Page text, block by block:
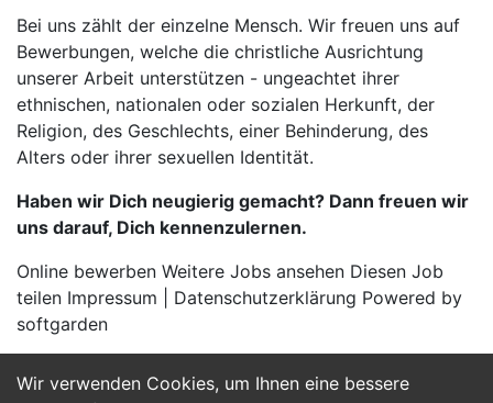
Wir verwenden Cookies, um Ihnen eine bessere
Bei uns zählt der einzelne Mensch. Wir freuen uns auf
Bewerbungen, welche die christliche Ausrichtung
unserer Arbeit unterstützen - ungeachtet ihrer
ethnischen, nationalen oder sozialen Herkunft, der
Religion, des Geschlechts, einer Behinderung, des
Alters oder ihrer sexuellen Identität.
Haben wir Dich neugierig gemacht? Dann freuen wir
uns darauf, Dich kennenzulernen.
Online bewerben Weitere Jobs ansehen Diesen Job
teilen Impressum | Datenschutzerklärung Powered by
softgarden